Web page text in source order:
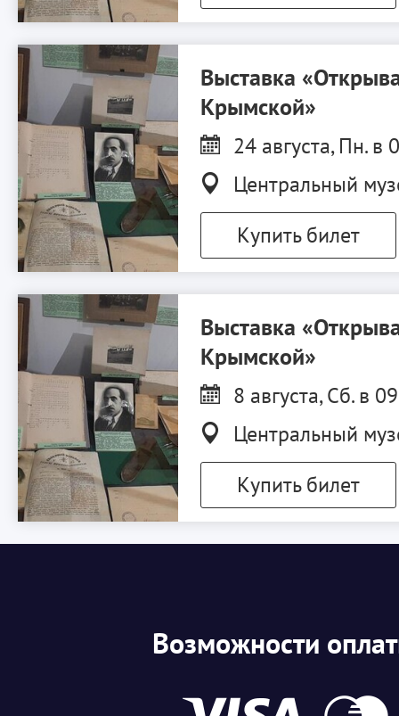
Выставка
Крымской»
24 августа, Пн. в
Центральный
Купить билет
Выставка
Крымской»
8 августа, Сб. в
Центральный
Купить билет
Возможности